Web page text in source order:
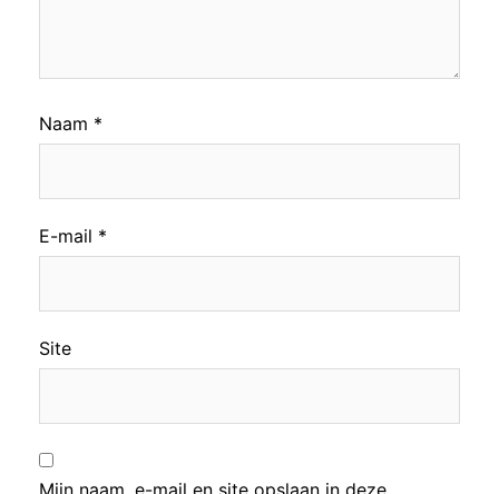
Naam *
E-mail *
Site
Mijn naam, e-mail en site opslaan in deze